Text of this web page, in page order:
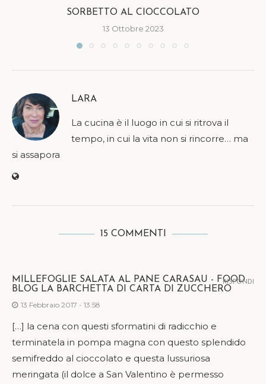
SORBETTO AL CIOCCOLATO
13 Ottobre 2023
LARA
La cucina è il luogo in cui si ritrova il
tempo, in cui la vita non si rincorre… ma
si assapora
15 COMMENTI
MILLEFOGLIE SALATA AL PANE CARASAU - FOOD
BLOG LA BARCHETTA DI CARTA DI ZUCCHERO
13 Febbraio 2017 - 13:58
[…] la cena con questi sformatini di radicchio e
terminatela in pompa magna con questo splendido
semifreddo al cioccolato e questa lussuriosa
meringata (il dolce a San Valentino è permesso
RISPONDI